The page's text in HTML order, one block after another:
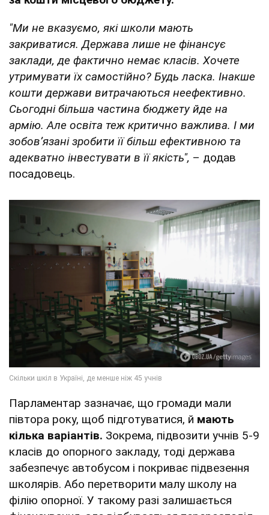
"Ми не вказуємо, які школи мають
закриватися. Держава лише не фінансує
заклади, де фактично немає класів. Хочете
утримувати їх самостійно? Будь ласка. Інакше
кошти держави витрачаються неефективно.
Сьогодні більша частина бюджету йде на
армію. Але освіта теж критично важлива. І ми
зобов’язані зробити її більш ефективною та
адекватно інвестувати в її якість", – додав
посадовець.
Парламентар зазначає, що громади мали
півтора року, щоб підготуватися, й мають
кілька варіантів. Зокрема, підвозити учнів 5-9
класів до опорного закладу, тоді держава
забезпечує автобусом і покриває підвезення
школярів. Або перетворити малу школу на
філію опорної. У такому разі залишається